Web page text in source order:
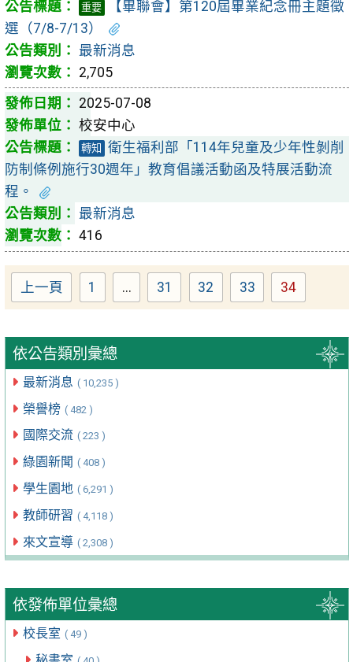
依公告類別彙總
最新消息 ( 10,235 )
榮譽榜 ( 482 )
國際交流 ( 223 )
綠園新聞 ( 408 )
學生園地 ( 6,291 )
教師研習 ( 4,118 )
來文宣導 ( 2,308 )
依發佈單位彙總
校長室 ( 49 )
重要
【畢聯會】第120屆畢業紀念冊主題徵
選（7/8-7/13）
最新消息
2,705
2025-07-08
校安中心
轉知
衛生福利部「114年兒童及少年性剝削
防制條例施行30週年」教育倡議活動函及特展活動流
程。
最新消息
416
上一頁 Page
1 ... Page
31 Page
32 Page
33 Page
34